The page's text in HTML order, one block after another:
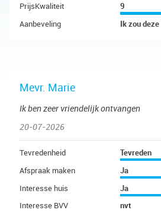
PrijsKwaliteit
9
Aanbeveling
Ik zou
Mevr. Marie
Ik ben zeer vriendelijk ontvangen
20-07-2026
Tevredenheid
Tevreden
Afspraak maken
Ja
Interesse huis
Ja
Interesse BVV
nvt